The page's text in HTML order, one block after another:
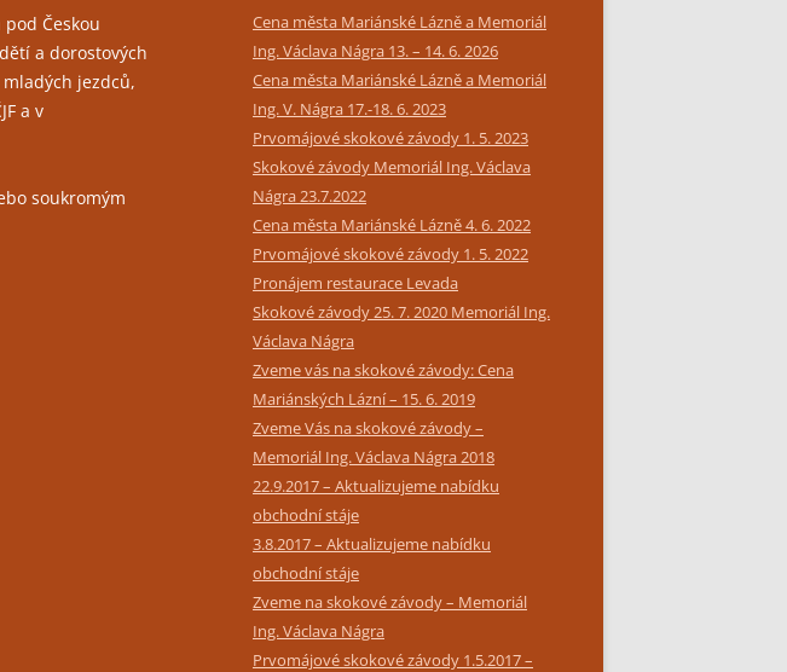
PŘIPOUŠTĚNÍ KLISEN
PORADENSTVÍ
RESTAURACE LEVADA
Českou
a dorostových
jezdců,
a v
soukromým
Cena města Mariánské Lázně a Memoriál
Ing. Václava Nágra 13. – 14. 6. 2026
Cena města Mariánské Lázně a Memoriál
Ing. V. Nágra 17.-18. 6. 2023
Prvomájové skokové závody 1. 5. 2023
Skokové závody Memoriál Ing. Václava
Nágra 23.7.2022
Cena města Mariánské Lázně 4. 6. 2022
Prvomájové skokové závody 1. 5. 2022
Pronájem restaurace Levada
Skokové závody 25. 7. 2020 Memoriál Ing.
Václava Nágra
Zveme vás na skokové závody: Cena
Mariánských Lázní – 15. 6. 2019
Zveme Vás na skokové závody –
Memoriál Ing. Václava Nágra 2018
22.9.2017 – Aktualizujeme nabídku
obchodní stáje
3.8.2017 – Aktualizujeme nabídku
obchodní stáje
Zveme na skokové závody – Memoriál
Ing. Václava Nágra
Prvomájové skokové závody 1.5.2017 –